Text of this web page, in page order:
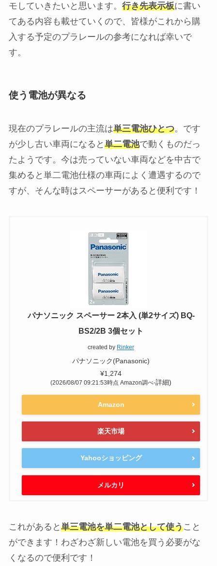
モしていきたいと思います。 行き先表示板に書い
てある内容も載せていくので、皆様がこれから購
入する予定のプラレールの参考になれば幸いで
す。
使う電池が異なる
現在のプラレールの主流は単三電池ひとつ。です
が少し古い車両になると 単二電池で動くものだっ
たようです。今は売っていない車両などを中古で
集めると単二電池仕様の車両によく遭遇するので
すが、そんな時はスペーサーがあると便利です！
パナソニック スペーサー 2本入 (単2サイズ) BQ-
BS2/2B 3個セット
created by Rinker
パナソニック(Panasonic)
¥1,274
(2026/08/07 09:21:53時点 Amazon調べ-詳細)
Amazon
楽天市場
Yahooショッピング
メルカリ
これがあると 単三電池を単二電池として使うこと
ができます！わざわざ新しい電池を買う必要がな
くなるので便利です！